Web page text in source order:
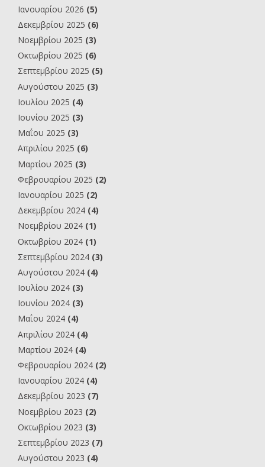
Ιανουαρίου 2026 (5)
Δεκεμβρίου 2025 (6)
Νοεμβρίου 2025 (3)
Οκτωβρίου 2025 (6)
Σεπτεμβρίου 2025 (5)
Αυγούστου 2025 (3)
Ιουλίου 2025 (4)
Ιουνίου 2025 (3)
Μαΐου 2025 (3)
Απριλίου 2025 (6)
Μαρτίου 2025 (3)
Φεβρουαρίου 2025 (2)
Ιανουαρίου 2025 (2)
Δεκεμβρίου 2024 (4)
Νοεμβρίου 2024 (1)
Οκτωβρίου 2024 (1)
Σεπτεμβρίου 2024 (3)
Αυγούστου 2024 (4)
Ιουλίου 2024 (3)
Ιουνίου 2024 (3)
Μαΐου 2024 (4)
Απριλίου 2024 (4)
Μαρτίου 2024 (4)
Φεβρουαρίου 2024 (2)
Ιανουαρίου 2024 (4)
Δεκεμβρίου 2023 (7)
Νοεμβρίου 2023 (2)
Οκτωβρίου 2023 (3)
Σεπτεμβρίου 2023 (7)
Αυγούστου 2023 (4)